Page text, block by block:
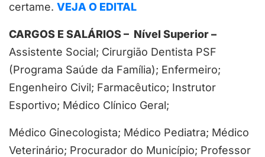
certame. VEJA O EDITAL
CARGOS E SALÁRIOS – Nível Superior –
Assistente Social; Cirurgião Dentista PSF
(Programa Saúde da Família); Enfermeiro;
Engenheiro Civil; Farmacêutico; Instrutor
Esportivo; Médico Clínico Geral;
Médico Ginecologista; Médico Pediatra; Médico
Veterinário; Procurador do Município; Professor